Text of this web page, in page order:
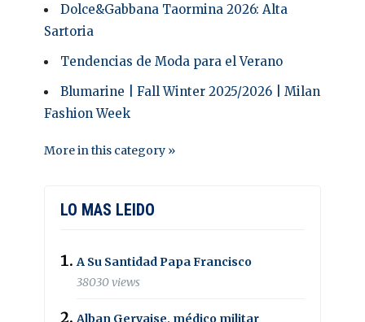
Dolce&Gabbana Taormina 2026: Alta
Sartoria
Tendencias de Moda para el Verano
Blumarine | Fall Winter 2025/2026 | Milan
Fashion Week
More in this category »
LO MAS LEIDO
A Su Santidad Papa Francisco
38030 views
Alban Gervaise, médico militar